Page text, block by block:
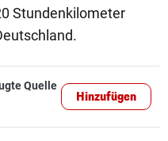
Stundenkilometer
Quelle
Hinzufügen